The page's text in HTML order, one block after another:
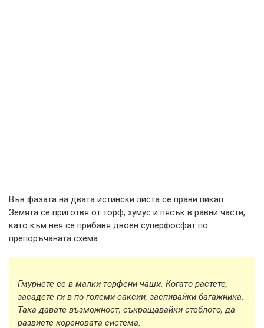
Във фазата на двата истински листа се прави пикап.
Земята се приготвя от торф, хумус и пясък в равни части,
като към нея се прибавя двоен суперфосфат по
препоръчаната схема.
Гмурнете се в малки торфени чаши. Когато растете,
засадете ги в по-големи саксии, заспивайки багажника.
Така давате възможност, съкращавайки стеблото, да
развиете кореновата система.